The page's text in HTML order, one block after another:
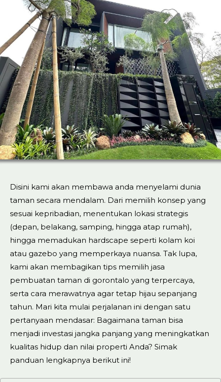
Disini kami akan membawa anda menyelami dunia
taman secara mendalam. Dari memilih konsep yang
sesuai kepribadian, menentukan lokasi strategis
(depan, belakang, samping, hingga atap rumah),
hingga memadukan hardscape seperti kolam koi
atau gazebo yang memperkaya nuansa. Tak lupa,
kami akan membagikan tips memilih jasa
pembuatan taman di gorontalo yang terpercaya,
serta cara merawatnya agar tetap hijau sepanjang
tahun. Mari kita mulai perjalanan ini dengan satu
pertanyaan mendasar: Bagaimana taman bisa
menjadi investasi jangka panjang yang meningkatkan
kualitas hidup dan nilai properti Anda? Simak
panduan lengkapnya berikut ini!